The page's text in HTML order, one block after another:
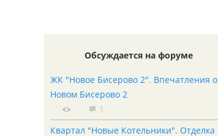
Обсуждается на форуме
ЖК "Новое Бисерово 2". Впечатления о
Новом Бисерово 2
1
Квартал "Новые Котельники". Отделка